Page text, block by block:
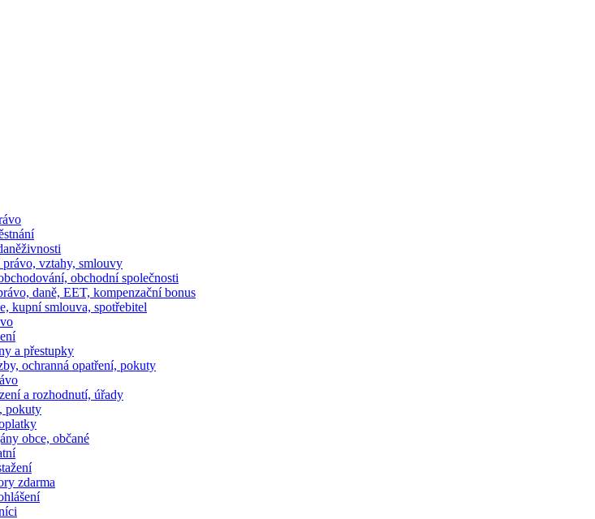
živnosti
vztahy, smlouvy
obchodní společnosti
daně, EET, kompenzační bonus
kupní smlouva, spotřebitel
a přestupky
ochranná opatření, pokuty
a rozhodnutí, úřady
pokuty
obce, občané
zdarma